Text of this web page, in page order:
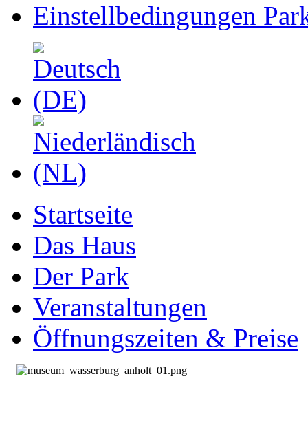
Einstellbedingungen
Startseite
Das Haus
Der Park
Veranstaltungen
Öffnungszeiten & Preise